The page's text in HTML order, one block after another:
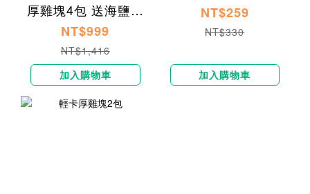
厚雞塊4包 送海鹽焦
糖貝果1入
NT$999
NT$1,416
加入購物車
NT$259
NT$330
加入購物車